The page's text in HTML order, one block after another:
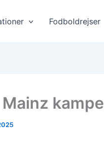
Fodboldrejser
kampe